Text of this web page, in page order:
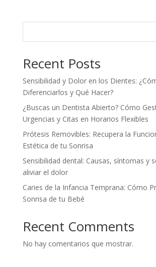
Recent Posts
Sensibilidad y Dolor en los Dientes:
Diferenciarlos y Qué Hacer?
¿Buscas un Dentista Abierto? Cómo
Urgencias y Citas en Horarios Flexibles
Prótesis Removibles: Recupera la
Estética de tu Sonrisa
Sensibilidad dental: Causas, síntomas y
aliviar el dolor
Caries de la Infancia Temprana: Cómo
Sonrisa de tu Bebé
Recent Comments
No hay comentarios que mostrar.